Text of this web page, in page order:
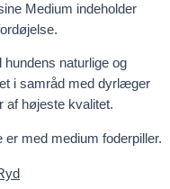
Medium indeholder
hundens naturlige og
i samråd med dyrlæger
af højeste kvalitet.
er med medium foderpiller.